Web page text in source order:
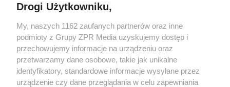
Drogi Użytkowniku,
My, naszych 1162 zaufanych partnerów oraz inne
podmioty z Grupy ZPR Media uzyskujemy dostęp i
przechowujemy informacje na urządzeniu oraz
przetwarzamy dane osobowe, takie jak unikalne
identyfikatory, standardowe informacje wysyłane przez
urządzenie czy dane przeglądania w celu zapewniania